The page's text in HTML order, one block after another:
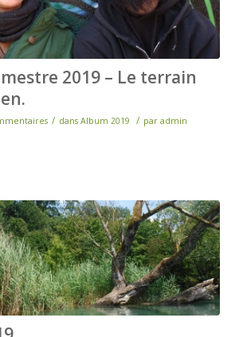
2019 – Le terrain
/ dans Album 2019 / par admin